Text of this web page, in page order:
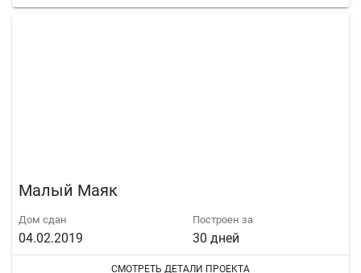
Малый Маяк
Дом сдан
04.02.2019
Построен за
30 дней
СМОТРЕТЬ ДЕТАЛИ ПРОЕКТА